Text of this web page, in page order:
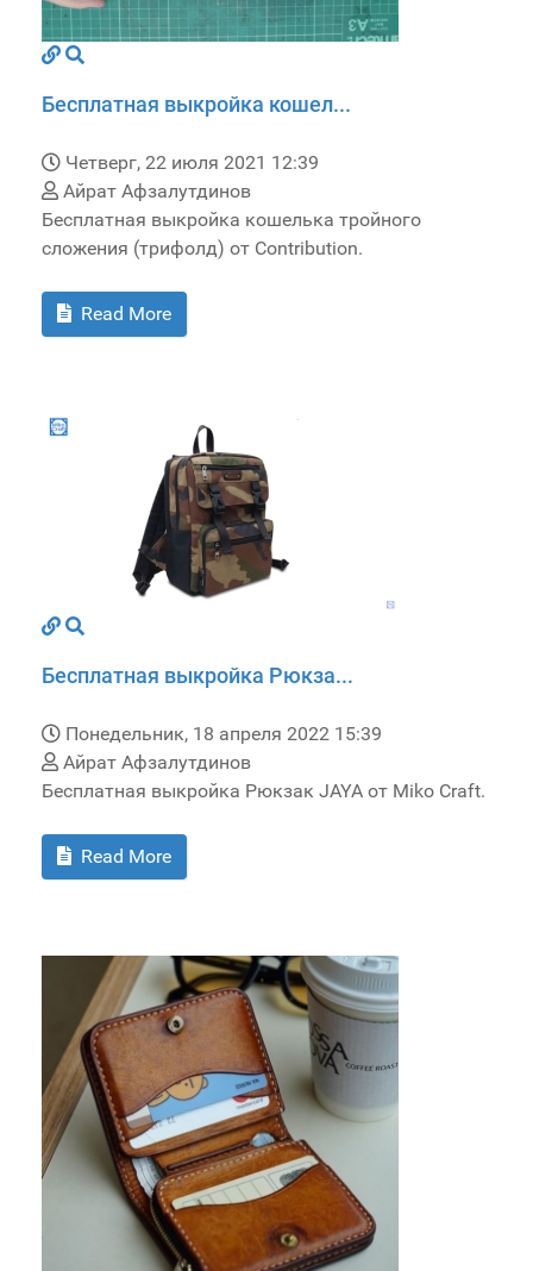
Бесплатная выкройка кошел...
Четверг, 22 июля 2021 12:39
Айрат Афзалутдинов
Бесплатная выкройка кошелька тройного
сложения (трифолд) от Contribution.
Read More
Бесплатная выкройка Рюкза...
Понедельник, 18 апреля 2022 15:39
Айрат Афзалутдинов
Бесплатная выкройка Рюкзак JAYA от Miko Craft.
Read More